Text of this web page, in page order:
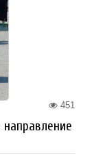
451
направление